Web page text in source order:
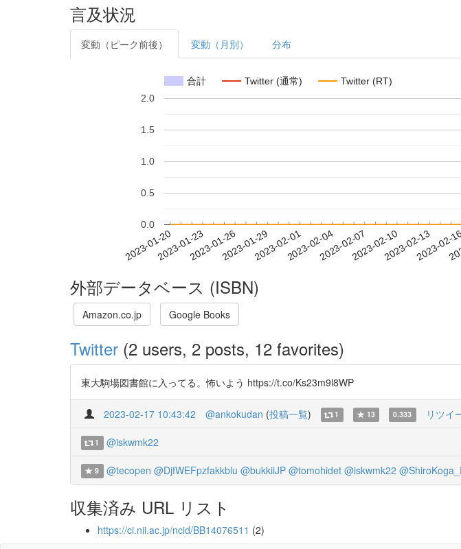
言及状況
変動（ピーク前後） 変動（月別） 分布
合計 Twitter (通常) Twitter (RT)
2023-01-202023-01-232023-01-262023-01-292023-02-012023-02-042023-02-072023-02-102023-02-132023-02-
0.0
0.5
1.0
1.5
2.0
外部データベース (ISBN)
Amazon.co.jp Google Books
Twitter (2 users, 2 posts, 12 favorites)
東大駒場図書館に入ってる。怖いよう https://t.co/Ks23m9l8WP
2023-02-17 10:43:42 @ankokudan (投稿一覧) 1 13 0.333 リツイ
1 @iskwmk22
9 @tecopen @DjfWEFpzfakkblu @bukkiiJP @tomohidet @iskwmk22
収集済み URL リスト
https://ci.nii.ac.jp/ncid/BB14076511 (2)